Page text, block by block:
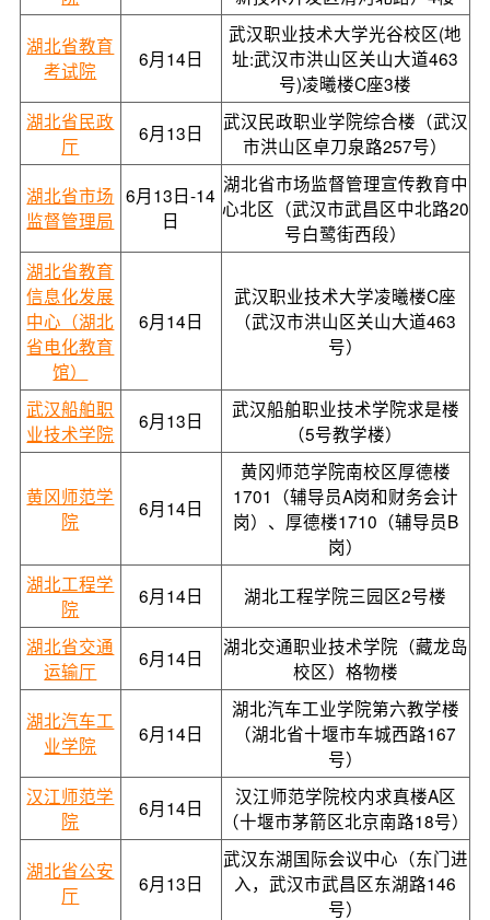
湖北省教育
考试院
6月14日
武汉职业技术大学光谷校区(地
址:武汉市洪山区关山大道463
号)凌曦楼C座3楼
湖北省民政
厅
6月13日
武汉民政职业学院综合楼（武汉
市洪山区卓刀泉路257号）
湖北省市场
监督管理局
6月13日-14
日
湖北省市场监督管理宣传教育中
心北区（武汉市武昌区中北路20
号白鹭街西段）
湖北省教育
信息化发展
中心（湖北
省电化教育
馆）
6月14日
武汉职业技术大学凌曦楼C座
（武汉市洪山区关山大道463
号）
武汉船舶职
业技术学院
6月13日
武汉船舶职业技术学院求是楼
（5号教学楼）
黄冈师范学
院
6月14日
黄冈师范学院南校区厚德楼
1701（辅导员A岗和财务会计
岗）、厚德楼1710（辅导员B
岗）
湖北工程学
院
6月14日 湖北工程学院三园区2号楼
湖北省交通
运输厅
6月14日
湖北交通职业技术学院（藏龙岛
校区）格物楼
湖北汽车工
业学院
6月14日
湖北汽车工业学院第六教学楼
（湖北省十堰市车城西路167
号）
汉江师范学
院
6月14日
汉江师范学院校内求真楼A区
（十堰市茅箭区北京南路18号）
湖北省公安
厅
6月13日
武汉东湖国际会议中心（东门进
入，武汉市武昌区东湖路146
号）